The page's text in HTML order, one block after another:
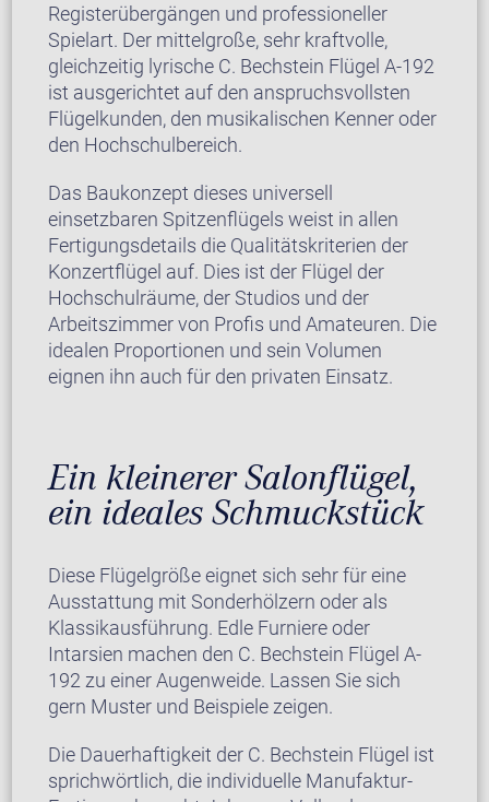
Registerübergängen und professioneller
Spielart. Der mittelgroße, sehr kraftvolle,
gleichzeitig lyrische C. Bechstein Flügel A-192
ist ausgerichtet auf den anspruchsvollsten
Flügelkunden, den musikalischen Kenner oder
den Hochschulbereich.
Das Baukonzept dieses universell
einsetzbaren Spitzenflügels weist in allen
Fertigungsdetails die Qualitätskriterien der
Konzertflügel auf. Dies ist der Flügel der
Hochschulräume, der Studios und der
Arbeitszimmer von Profis und Amateuren. Die
idealen Proportionen und sein Volumen
eignen ihn auch für den privaten Einsatz.
Ein kleinerer Salonflügel,
ein ideales Schmuckstück
Diese Flügelgröße eignet sich sehr für eine
Ausstattung mit Sonderhölzern oder als
Klassikausführung. Edle Furniere oder
Intarsien machen den C. Bechstein Flügel A-
192 zu einer Augenweide. Lassen Sie sich
gern Muster und Beispiele zeigen.
Die Dauerhaftigkeit der C. Bechstein Flügel ist
sprichwörtlich, die individuelle Manufaktur-